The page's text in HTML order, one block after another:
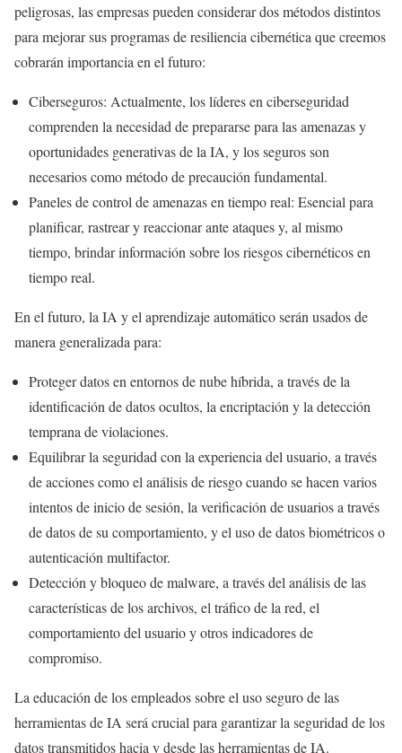
peligrosas, las empresas pueden considerar dos métodos distintos
para mejorar sus programas de resiliencia cibernética que creemos
cobrarán importancia en el futuro:
Ciberseguros: Actualmente, los líderes en ciberseguridad
comprenden la necesidad de prepararse para las amenazas y
oportunidades generativas de la IA, y los seguros son
necesarios como método de precaución fundamental.
Paneles de control de amenazas en tiempo real: Esencial para
planificar, rastrear y reaccionar ante ataques y, al mismo
tiempo, brindar información sobre los riesgos cibernéticos en
tiempo real.
En el futuro, la IA y el aprendizaje automático serán usados de
manera generalizada para:
Proteger datos en entornos de nube híbrida, a través de la
identificación de datos ocultos, la encriptación y la detección
temprana de violaciones.
Equilibrar la seguridad con la experiencia del usuario, a través
de acciones como el análisis de riesgo cuando se hacen varios
intentos de inicio de sesión, la verificación de usuarios a través
de datos de su comportamiento, y el uso de datos biométricos o
autenticación multifactor.
Detección y bloqueo de malware, a través del análisis de las
características de los archivos, el tráfico de la red, el
comportamiento del usuario y otros indicadores de
compromiso.
La educación de los empleados sobre el uso seguro de las
herramientas de IA será crucial para garantizar la seguridad de los
datos transmitidos hacia y desde las herramientas de IA.